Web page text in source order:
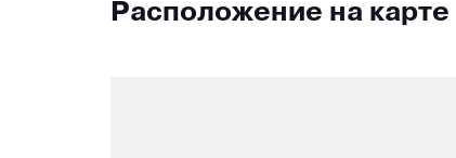
Расположение на карте